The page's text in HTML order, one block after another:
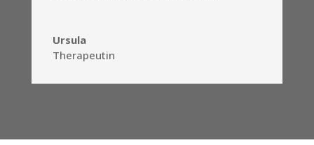
Ursula
Therapeutin